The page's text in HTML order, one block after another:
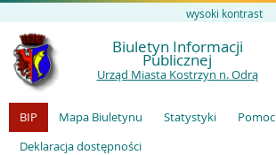
wysoki kontrast
Biuletyn Informacji
Publicznej
Urząd Miasta Kostrzyn n. Odrą
BIP Mapa Biuletynu Statystyki
Pomoc
Deklaracja dostępności